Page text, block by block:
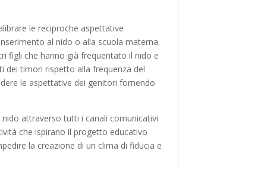
le reciproche aspettative
al nido o alla scuola materna.
figli che hanno già frequentato il nido e
dei timori rispetto alla frequenza del
le aspettative dei genitori fornendo
attraverso tutti i canali comunicativi
che ispirano il progetto educativo
la creazione di un clima di fiducia e